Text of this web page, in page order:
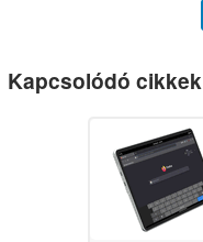
Kapcsolódó cikkek